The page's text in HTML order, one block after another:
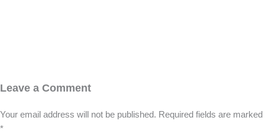
Leave a Comment
Your email address will not be published. Required fields are marked
*